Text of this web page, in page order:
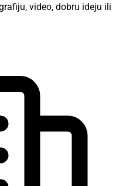
video, dobru ideju ili